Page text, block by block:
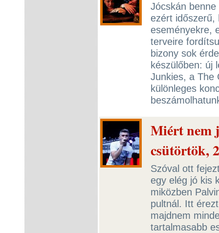
Jócskán
ezért időszerű,
eseményekre,
terveire
bizony sok
készülőben: új
Junkies, a The
különleges
Miért nem
csütörtök,
Szóval ott
egy elég jó kis
miközben
pultnál. Itt
majdnem
tartalmasabb